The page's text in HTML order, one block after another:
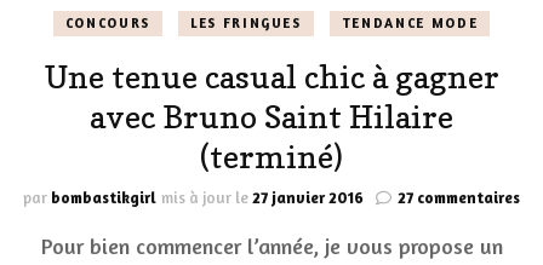
CONCOURS LES FRINGUES TENDANCE MODE
Une tenue casual chic à gagner
avec Bruno Saint Hilaire
(terminé)
par bombastikgirl mis à jour le27 janvier 2016 27 commentairessur
Pour bien commencer l’année, je vous propose un